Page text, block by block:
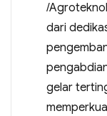
/
dari
gelar